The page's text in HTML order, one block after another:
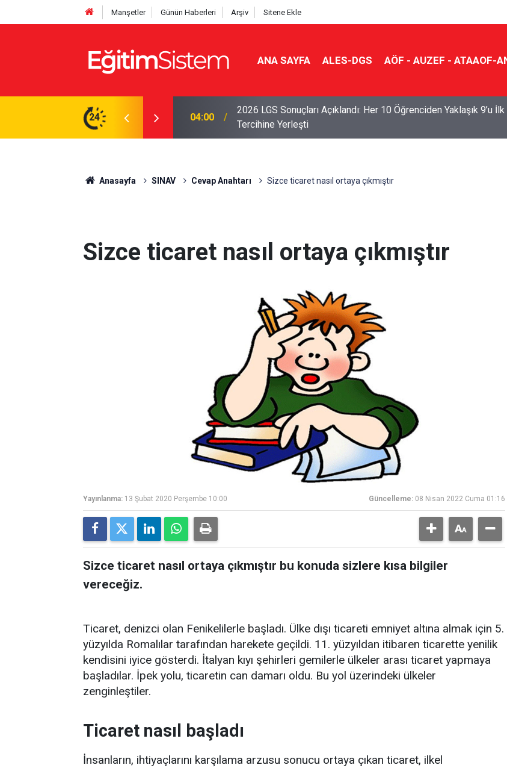
Manşetler Günün Haberleri Arşiv Sitene Ekle
ANA SAYFA ALES-DGS AÖF - AUZEF - ATAAOF-
24
Sınavla Alan Liseler Yüzde 95,76
04:00
2026 LGS Sonuçları Açıklandı: Her 10 Öğrenciden Yaklaşık 9’u
Tercihine Yerleşti
Anasayfa SINAV Cevap Anahtarı Sizce ticaret nasıl ortaya çıkmıştır
Sizce ticaret nasıl ortaya çıkmıştır
Yayınlanma: 13 Şubat 2020 Perşembe 10:00 Güncelleme: 08 Nisan 2022 Cuma 01:16
Sizce ticaret nasıl ortaya çıkmıştır bu konuda sizlere kısa bilgiler
vereceğiz.
Ticaret, denizci olan Fenikelilerle başladı. Ülke dışı ticareti emniyet altına almak için 5.
yüzyılda Romalılar tarafından harekete geçildi. 11. yüzyıldan itibaren ticarette yenilik
kendisini iyice gösterdi. İtalyan kıyı şehirleri gemilerle ülkeler arası ticaret yapmaya
başladılar. İpek yolu, ticaretin can damarı oldu. Bu yol üzerindeki ülkeler
zenginleştiler.
Ticaret nasıl başladı
İnsanların, ihtiyaçlarını karşılama arzusu sonucu ortaya çıkan ticaret, ilkel